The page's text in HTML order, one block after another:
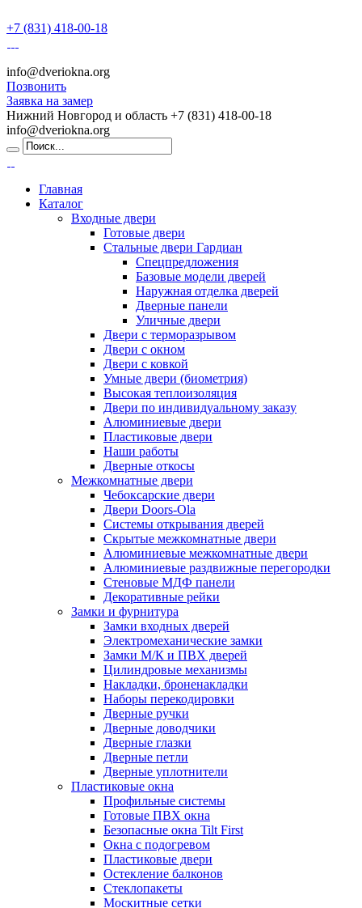
+7 (831) 418-00-18
info@dveriokna.org
Позвонить
Заявка на замер
Нижний Новгород и область +7 (831) 418-00-18
info@dveriokna.org
Главная
Каталог
Входные двери
Готовые двери
Стальные двери Гардиан
Спецпредложения
Базовые модели дверей
Наружная отделка дверей
Дверные панели
Уличные двери
Двери с терморазрывом
Двери с окном
Двери с ковкой
Умные двери (биометрия)
Высокая теплоизоляция
Двери по индивидуальному заказу
Алюминиевые двери
Пластиковые двери
Наши работы
Дверные откосы
Межкомнатные двери
Чебоксарские двери
Двери Doors-Ola
Системы открывания дверей
Скрытые межкомнатные двери
Алюминиевые межкомнатные двери
Алюминиевые раздвижные перегородки
Стеновые МДФ панели
Декоративные рейки
Замки и фурнитура
Замки входных дверей
Электромеханические замки
Замки М/К и ПВХ дверей
Цилиндровые механизмы
Накладки, броненакладки
Наборы перекодировки
Дверные ручки
Дверные доводчики
Дверные глазки
Дверные петли
Дверные уплотнители
Пластиковые окна
Профильные системы
Готовые ПВХ окна
Безопасные окна Tilt First
Окна с подогревом
Пластиковые двери
Остекление балконов
Стеклопакеты
Москитные сетки